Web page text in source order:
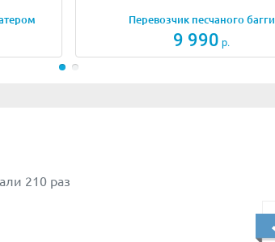
Перевозчик песчаного багги
9 990 р.
210 раз